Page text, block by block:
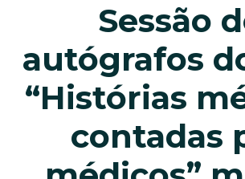
Sessão
autógrafos
“Histórias
contadas